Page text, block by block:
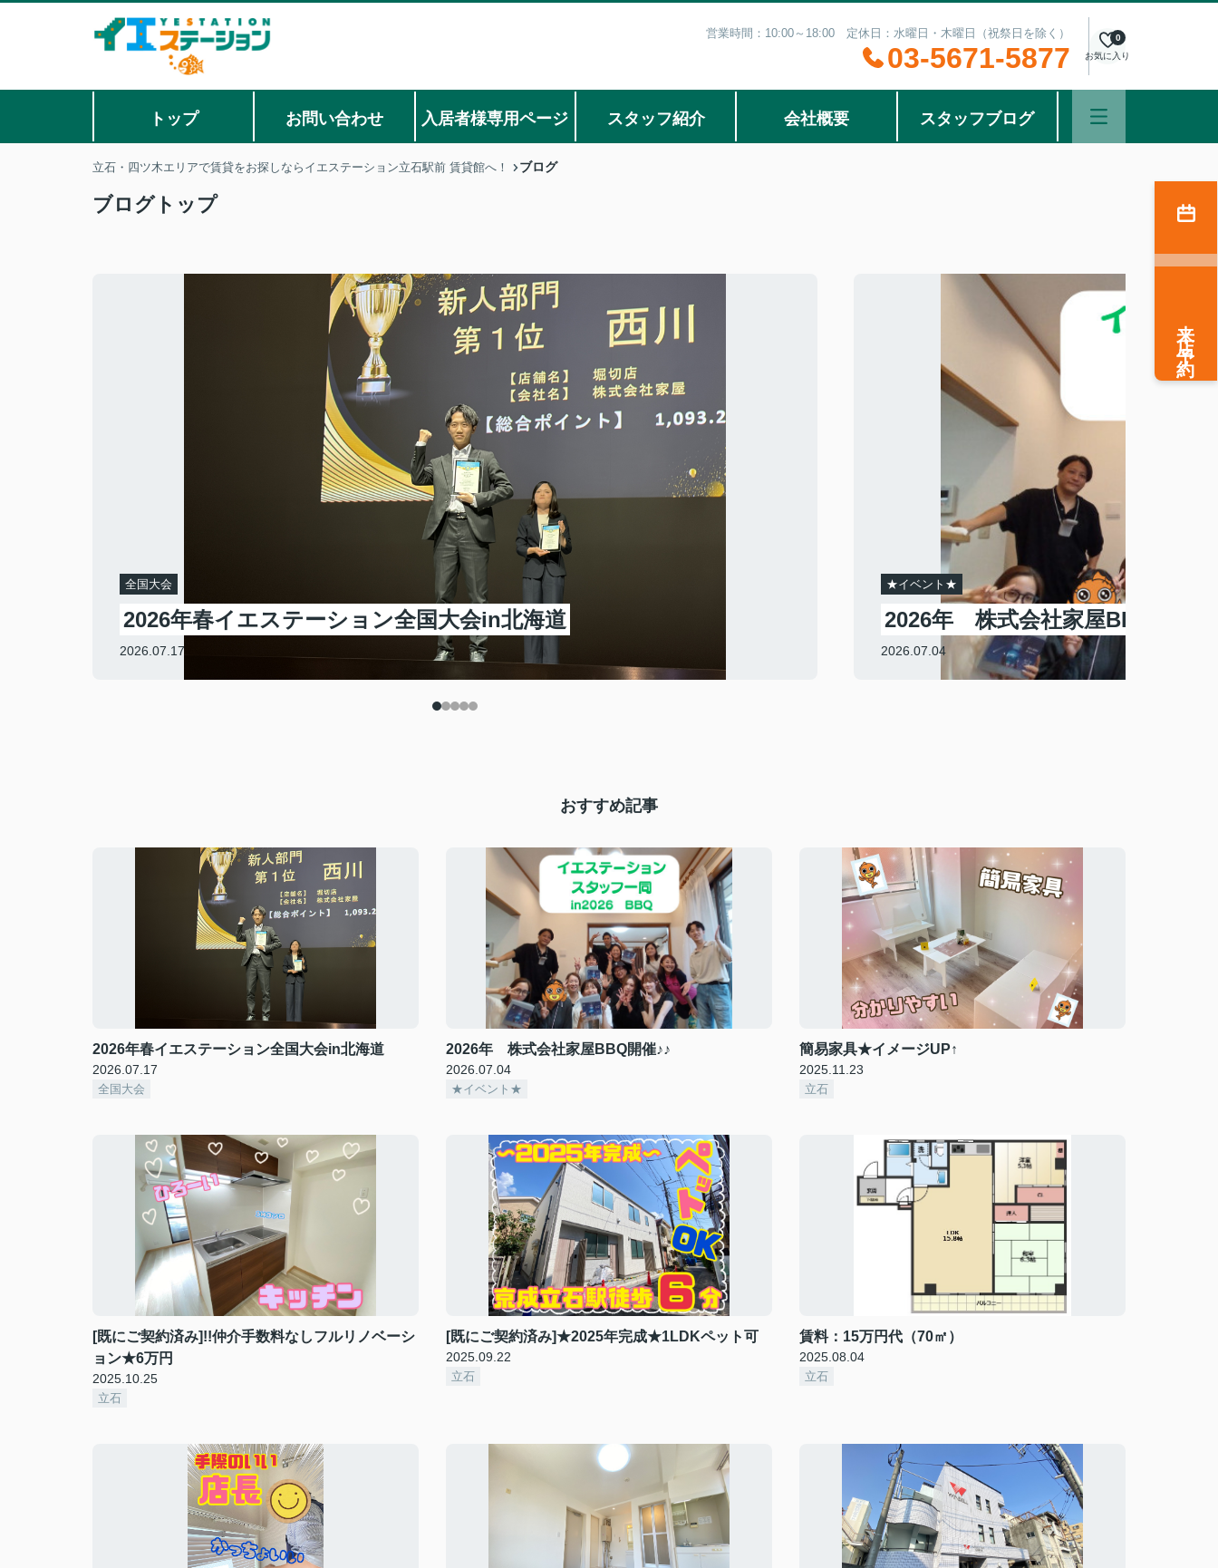
営業時間：10:00～18:00 定休日：水曜日・木曜日（祝祭日を除く）
03-5671-5877 お気に入り
0
トップ お問い合わせ 入居者様専用ページ スタッフ紹介 会社概要 スタッフブログ
立石・四ツ木エリアで賃貸をお探しならイエステーション立石駅前 賃貸館へ！ ブログ
ブログトップ
全国大会
2026年春イエステーション全国大会in北海道
2026.07.17
★イベント★
2026年 株式会社家屋BBQ開催♪♪
2026.07.04
おすすめ記事
2026年春イエステーション全国大会in北海道
2026.07.17
全国大会
2026年 株式会社家屋BBQ開催♪♪
2026.07.04
★イベント★
簡易家具★イメージUP↑
2025.11.23
立石
[既にご契約済み]!!仲介手数料なしフルリノベーシ
ョン★6万円
2025.10.25
立石
[既にご契約済み]★2025年完成★1LDKペット可
2025.09.22
立石
賃料：15万円代（70㎡）
2025.08.04
立石
来店予約